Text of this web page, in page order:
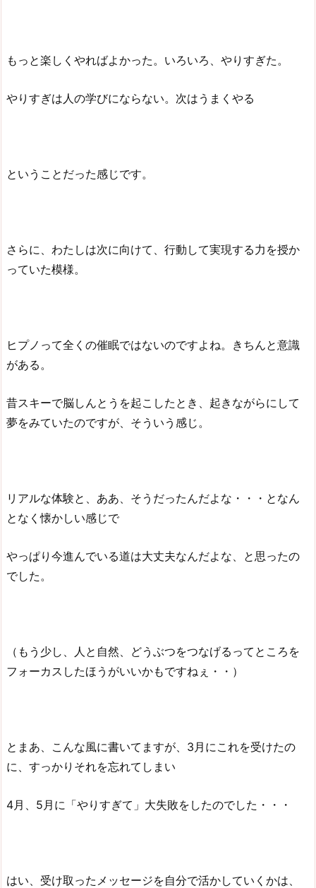
もっと楽しくやればよかった。いろいろ、やりすぎた。
やりすぎは人の学びにならない。次はうまくやる
ということだった感じです。
さらに、わたしは次に向けて、行動して実現する力を授か
っていた模様。
ヒプノって全くの催眠ではないのですよね。きちんと意識
がある。
昔スキーで脳しんとうを起こしたとき、起きながらにして
夢をみていたのですが、そういう感じ。
リアルな体験と、ああ、そうだったんだよな・・・となん
となく懐かしい感じで
やっぱり今進んでいる道は大丈夫なんだよな、と思ったの
でした。
（もう少し、人と自然、どうぶつをつなげるってところを
フォーカスしたほうがいいかもですねぇ・・）
とまあ、こんな風に書いてますが、3月にこれを受けたの
に、すっかりそれを忘れてしまい
4月、5月に「やりすぎて」大失敗をしたのでした・・・
はい、受け取ったメッセージを自分で活かしていくかは、